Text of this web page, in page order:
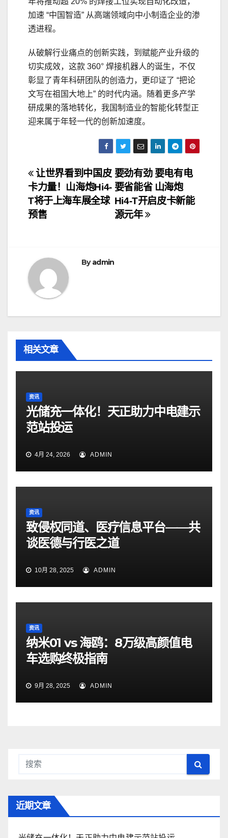
加速 “中国智造” 从高端领域向中小制造企业的渗
透进程。
从破解行业痛点的创新实践，到赋能产业升级的
切实成效，这款 360° 焊接机器人的诞生，不仅
彰显了青年科研团队的创造力，更印证了 “把论
文写在祖国大地上” 的时代内涵。随着更多产学
研成果的落地转化，我国制造业的智能化转型正
迎来属于年轻一代的创新加速度。
文
章
导
要劲有劲 要电有电
要省能省 山海炮
Hi4-T开启皮卡新能
源元年
让世界看到中国皮
卡力量！山海炮Hi4-
T将于上海车展全球
预售
Byadmin
相关文章
资讯
光储充一体化！天正助力中电建示
范站投运
4月 24, 2026 ADMIN
资讯
致侵权同道、医疗信息平台——共
谈医德与行医之道
10月 28, 2025 ADMIN
资讯
纳米01 vs 海鸥：8万级高颜值电
车选购终极指南
9月 28, 2025 ADMIN
近期文章